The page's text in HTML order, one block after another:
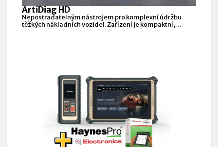
ArtiDiag HD
Nepostradatelným nástrojem pro komplexní údržbu
těžkých nákladních vozidel. Zařízení je kompaktní,